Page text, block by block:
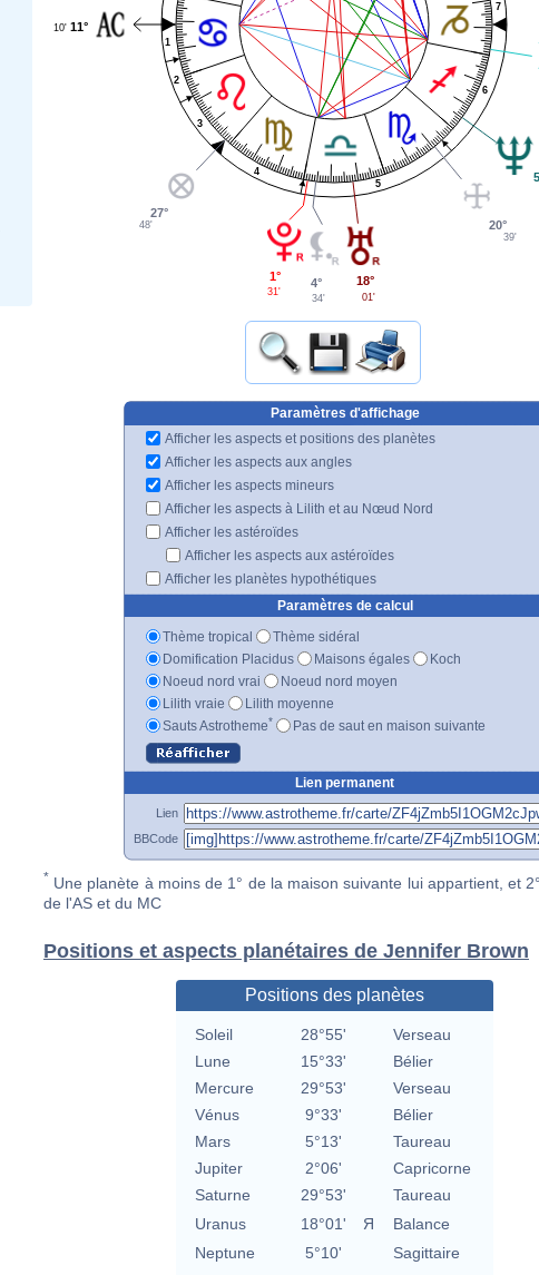
1
2
3
4
5
6
7
11°
10'
27°
48'
1°
31'
4°
34'
18°
01'
20°
39'
Paramètres d'affichage
Afficher les aspects et positions des planètes
Afficher les aspects aux angles
Afficher les aspects mineurs
Afficher les aspects à Lilith et au Nœud Nord
Afficher les astéroïdes
Afficher les aspects aux astéroïdes
Afficher les planètes hypothétiques
Paramètres de calcul
Thème tropical
Thème sidéral
Domification Placidus
Maisons égales
Koch
Noeud nord vrai
Noeud nord moyen
Lilith vraie
Lilith moyenne
Sauts Astrotheme* Pas de saut en maison suivante
Lien permanent
Lien
BBCode
* Une planète à moins de 1° de la maison suivante lui appartient, et
de l'AS et du MC
Positions et aspects planétaires de Jennifer Brown
Positions des planètes
Soleil 28°55'
Verseau
Lune
15°33'
Bélier
Mercure
29°53'
Verseau
Vénus
9°33'
Bélier
Mars
5°13'
Taureau
Jupiter
2°06'
Capricorne
Saturne
29°53'
Taureau
Uranus
18°01' Я
Balance
Neptune
5°10'
Sagittaire